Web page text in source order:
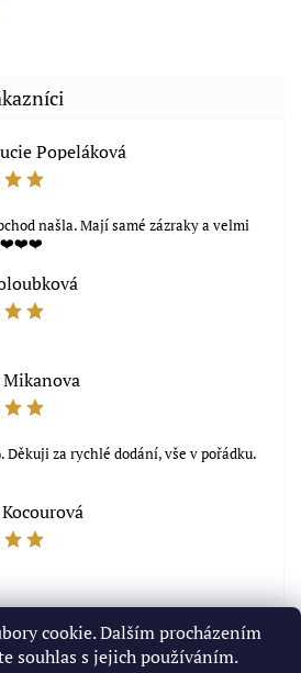
Popeláková
našla. Mají samé zázraky a velmi
❤️❤️❤️
za rychlé dodání, vše v pořádku.
Zobrazit další hodnocení
cookie. Dalším procházením
souhlas s jejich používáním.